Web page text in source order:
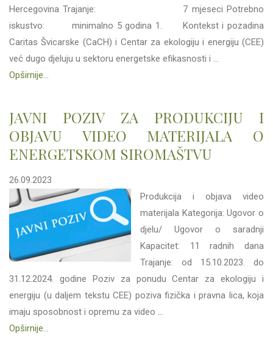
Hercegovina Trajanje: 7 mjeseci Potrebno
iskustvo: minimalno 5 godina 1. Kontekst i pozadina
Caritas Švicarske (CaCH) i Centar za ekologiju i energiju (CEE)
već dugo djeluju u sektoru energetske efikasnosti i ...
Opširnije...
JAVNI POZIV ZA PRODUKCIJU I
OBJAVU VIDEO MATERIJALA O
ENERGETSKOM SIROMAŠTVU
26.09.2023
Produkcija i objava video
materijala Kategorija: Ugovor o
djelu/ Ugovor o saradnji
Kapacitet: 11 radnih dana
Trajanje: od 15.10.2023. do
31.12.2024. godine Poziv za ponudu Centar za ekologiju i
energiju (u daljem tekstu CEE) poziva fizička i pravna lica, koja
imaju sposobnost i opremu za video ...
Opširnije...